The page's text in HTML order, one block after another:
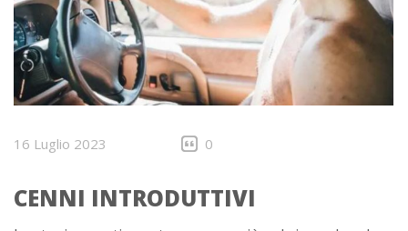
16 Luglio 2023 0
CENNI INTRODUTTIVI